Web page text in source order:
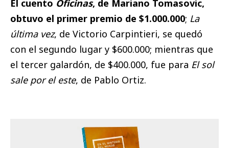
El cuento Oficinas, de Mariano Tomasovic,
obtuvo el primer premio de $1.000.000; La
última vez, de Victorio Carpintieri, se quedó
con el segundo lugar y $600.000; mientras que
el tercer galardón, de $400.000, fue para El sol
sale por el este, de Pablo Ortiz.